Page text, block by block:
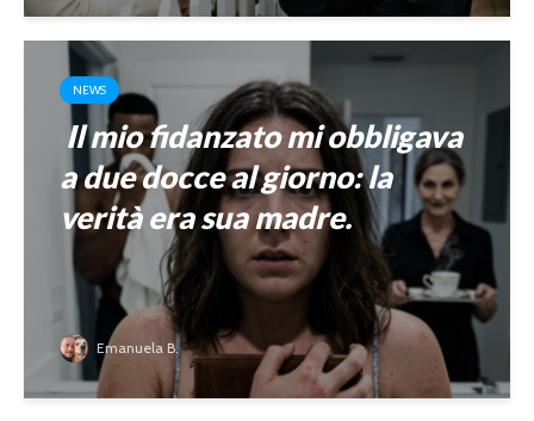
NEWS
Il mio fidanzato mi obbligava
a due docce al giorno: la
verità era sua madre.
Emanuela B.